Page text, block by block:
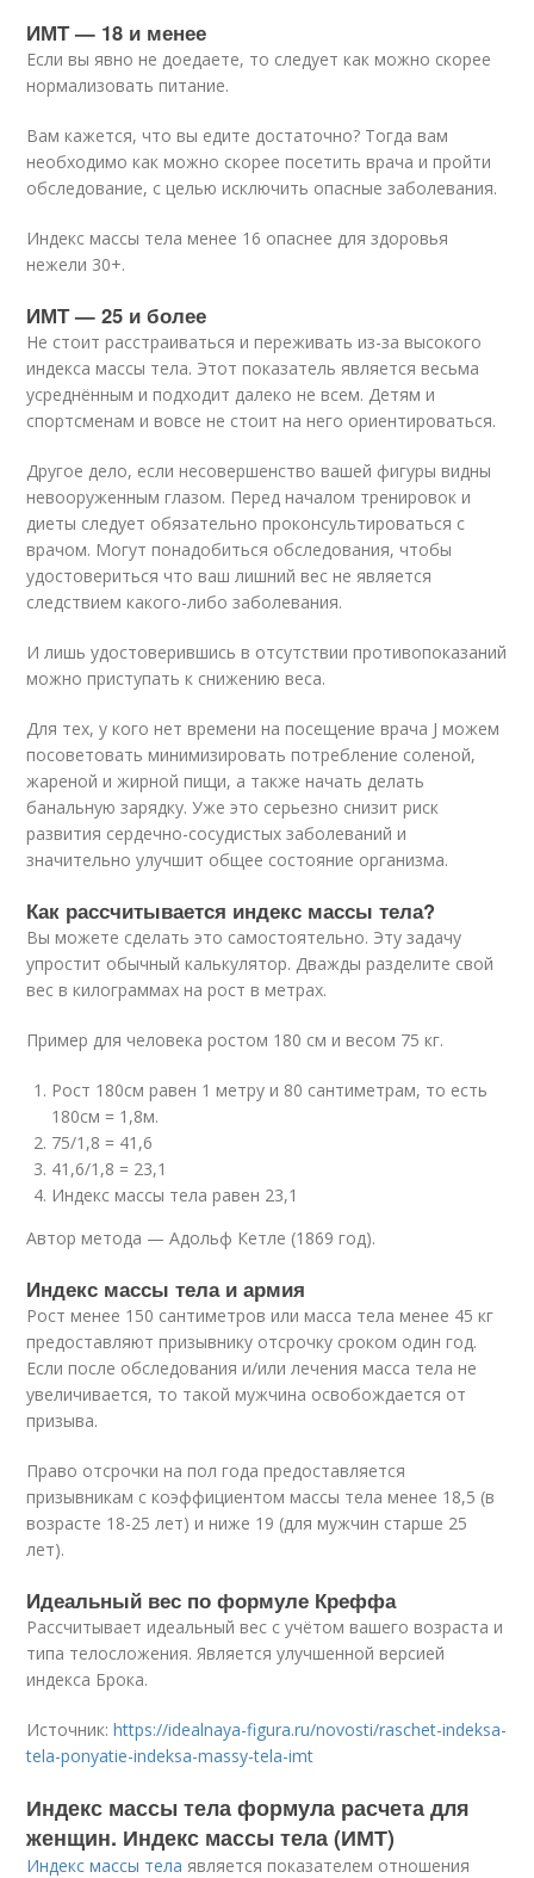
ИМТ — 18 и менее
Если вы явно не доедаете, то следует как можно скорее
нормализовать питание.
Вам кажется, что вы едите достаточно? Тогда вам
необходимо как можно скорее посетить врача и пройти
обследование, с целью исключить опасные заболевания.
Индекс массы тела менее 16 опаснее для здоровья
нежели 30+.
ИМТ — 25 и более
Не стоит расстраиваться и переживать из-за высокого
индекса массы тела. Этот показатель является весьма
усреднённым и подходит далеко не всем. Детям и
спортсменам и вовсе не стоит на него ориентироваться.
Другое дело, если несовершенство вашей фигуры видны
невооруженным глазом. Перед началом тренировок и
диеты следует обязательно проконсультироваться с
врачом. Могут понадобиться обследования, чтобы
удостовериться что ваш лишний вес не является
следствием какого-либо заболевания.
И лишь удостоверившись в отсутствии противопоказаний
можно приступать к снижению веса.
Для тех, у кого нет времени на посещение врача J можем
посоветовать минимизировать потребление соленой,
жареной и жирной пищи, а также начать делать
банальную зарядку. Уже это серьезно снизит риск
развития сердечно-сосудистых заболеваний и
значительно улучшит общее состояние организма.
Как рассчитывается индекс массы тела?
Вы можете сделать это самостоятельно. Эту задачу
упростит обычный калькулятор. Дважды разделите свой
вес в килограммах на рост в метрах.
Пример для человека ростом 180 см и весом 75 кг.
Рост 180см равен 1 метру и 80 сантиметрам, то есть
180см = 1,8м.
75/1,8 = 41,6
41,6/1,8 = 23,1
Индекс массы тела равен 23,1
Автор метода — Адольф Кетле (1869 год).
Индекс массы тела и армия
Рост менее 150 сантиметров или масса тела менее 45 кг
предоставляют призывнику отсрочку сроком один год.
Если после обследования и/или лечения масса тела не
увеличивается, то такой мужчина освобождается от
призыва.
Право отсрочки на пол года предоставляется
призывникам с коэффициентом массы тела менее 18,5 (в
возрасте 18-25 лет) и ниже 19 (для мужчин старше 25
лет).
Идеальный вес по формуле Креффа
Рассчитывает идеальный вес с учётом вашего возраста и
типа телосложения. Является улучшенной версией
индекса Брока.
Источник:https://idealnaya-figura.ru/novosti/raschet-indeksa-
tela-ponyatie-indeksa-massy-tela-imt
Индекс массы тела формула расчета для
женщин. Индекс массы тела (ИМТ)
Индекс массы тела является показателем отношения